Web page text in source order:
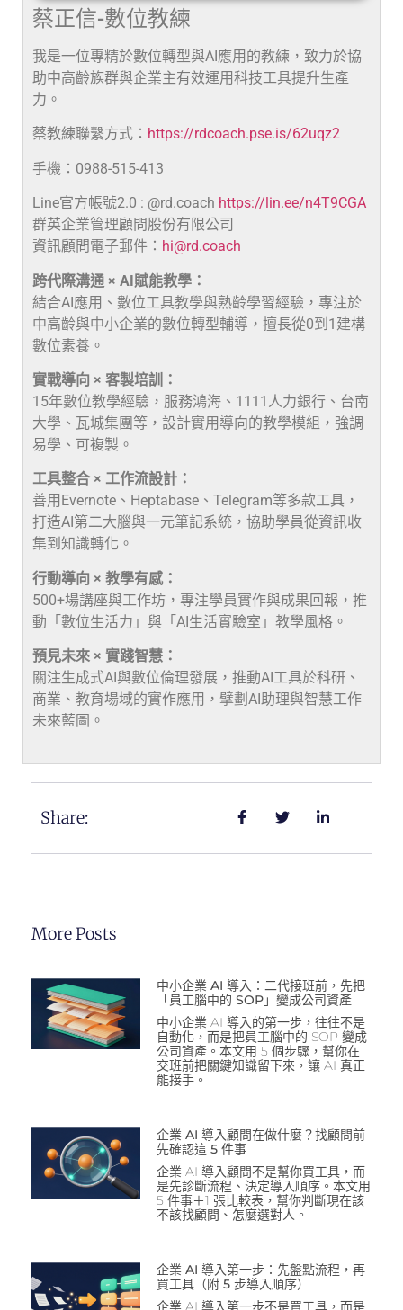
蔡正信-數位教練
我是一位專精於數位轉型與AI應用的教練，致力於協
助中高齡族群與企業主有效運用科技工具提升生產
力。
蔡教練聯繫方式： https://rdcoach.pse.is/62uqz2
手機：0988-515-413
Line官方帳號2.0 : @rd.coach https://lin.ee/n4T9CGA
群英企業管理顧問股份有限公司
資訊顧問電子郵件： hi@rd.coach
跨代際溝通 × AI賦能教學：
結合AI應用、數位工具教學與熟齡學習經驗，專注於
中高齡與中小企業的數位轉型輔導，擅長從0到1建構
數位素養。
實戰導向 × 客製培訓：
15年數位教學經驗，服務鴻海、1111人力銀行、台南
大學、瓦城集團等，設計實用導向的教學模組，強調
易學、可複製。
工具整合 × 工作流設計：
善用Evernote、Heptabase、Telegram等多款工具，
打造AI第二大腦與一元筆記系統，協助學員從資訊收
集到知識轉化。
行動導向 × 教學有感：
500+場講座與工作坊，專注學員實作與成果回報，推
動「數位生活力」與「AI生活實驗室」教學風格。
預見未來 × 實踐智慧：
關注生成式AI與數位倫理發展，推動AI工具於科研、
商業、教育場域的實作應用，擘劃AI助理與智慧工作
未來藍圖。
Share:
More Posts
中小企業 AI 導入：二代接班前，先把
「員工腦中的 SOP」變成公司資產
中小企業 AI 導入的第一步，往往不是
自動化，而是把員工腦中的 SOP 變成
公司資產。本文用 5 個步驟，幫你在
交班前把關鍵知識留下來，讓 AI 真正
能接手。
企業 AI 導入顧問在做什麼？找顧問前
先確認這 5 件事
企業 AI 導入顧問不是幫你買工具，而
是先診斷流程、決定導入順序。本文用
5 件事＋1 張比較表，幫你判斷現在該
不該找顧問、怎麼選對人。
企業 AI 導入第一步：先盤點流程，再
買工具（附 5 步導入順序）
企業 AI 導入第一步不是買工具，而是